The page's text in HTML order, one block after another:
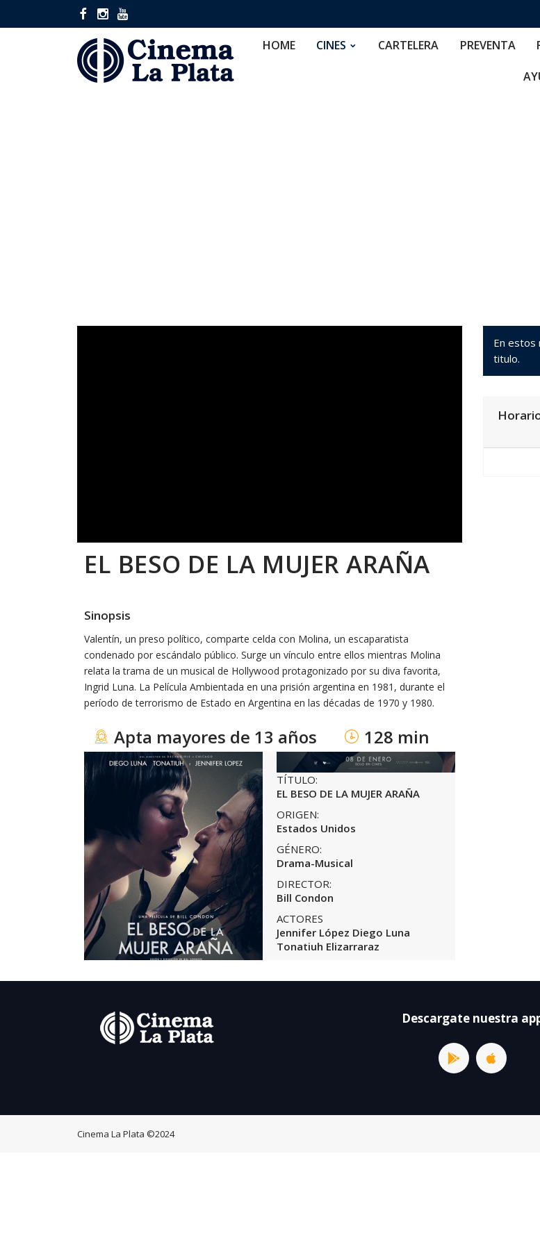
HOME CINES CARTELERA PREVENTA
EL BESO DE LA MUJER ARAÑA
Sinopsis
Valentín, un preso político, comparte celda con Molina, un escaparatista
condenado por escándalo público. Surge un vínculo entre ellos mientras Molina
relata la trama de un musical de Hollywood protagonizado por su diva favorita,
Ingrid Luna. La Película Ambientada en una prisión argentina en 1981, durante el
período de terrorismo de Estado en Argentina en las décadas de 1970 y 1980.
Apta mayores de 13 años 128 min
TÍTULO:
EL BESO DE LA MUJER ARAÑA
ORIGEN:
Estados Unidos
GÉNERO:
Drama-Musical
DIRECTOR:
Bill Condon
ACTORES
Jennifer López Diego Luna
Tonatiuh Elizarraraz
En estos
titulo.
Descargate nuestra
Cinema La Plata ©2024